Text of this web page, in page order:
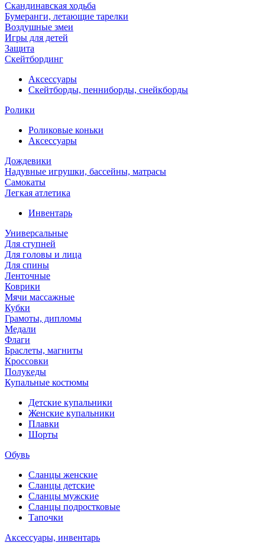
Скандинавская ходьба
Бумеранги, летающие тарелки
Воздушные змеи
Игры для детей
Защита
Скейтбординг
Аксессуары
Скейтборды, пенниборды, снейкборды
Ролики
Роликовые коньки
Аксессуары
Дождевики
Надувные игрушки, бассейны, матрасы
Самокаты
Легкая атлетика
Инвентарь
Универсальные
Для ступней
Для головы и лица
Для спины
Ленточные
Коврики
Мячи массажные
Кубки
Грамоты, дипломы
Медали
Флаги
Браслеты, магниты
Кроссовки
Полукеды
Купальные костюмы
Детские купальники
Женские купальники
Плавки
Шорты
Обувь
Сланцы женские
Сланцы детские
Сланцы мужские
Сланцы подростковые
Тапочки
Аксессуары, инвентарь